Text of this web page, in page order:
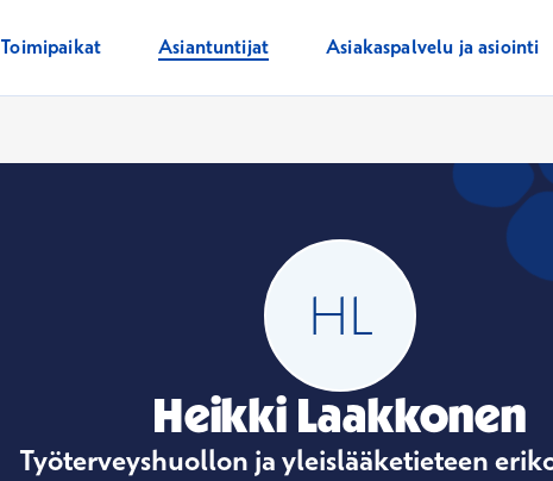
Toimipaikat Asiantuntijat Asiakaspalvelu ja asiointi
Heikki Laakkonen
Työterveyshuollon ja yleislääketieteen